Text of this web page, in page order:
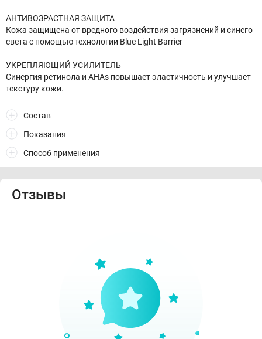
АНТИВОЗРАСТНАЯ ЗАЩИТА
Кожа защищена от вредного воздействия загрязнений и синего
света с помощью технологии Blue Light Barrier
УКРЕПЛЯЮЩИЙ УСИЛИТЕЛЬ
Синергия ретинола и AHAs повышает эластичность и улучшает
текстуру кожи.
Состав
Показания
Способ применения
Отзывы